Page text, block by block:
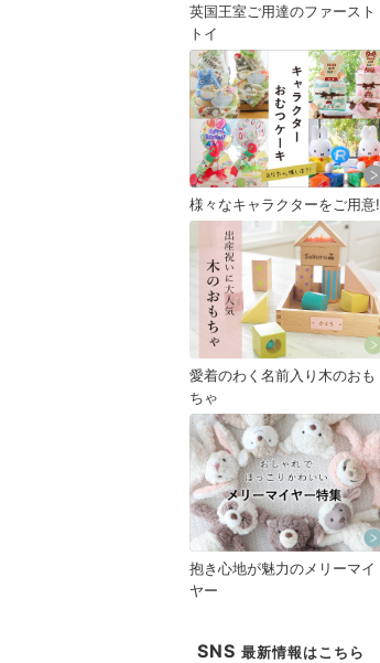
英国王室ご用達のファースト
トイ
様々なキャラクターをご用意!
愛着のわく名前入り木のおも
ちゃ
抱き心地が魅力のメリーマイ
ヤー
SNS 最新情報はこちら